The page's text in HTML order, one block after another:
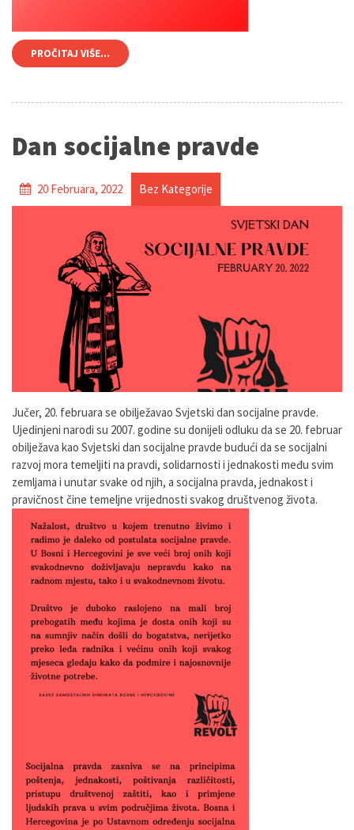
PROČITAJ VIŠE...
Dan socijalne pravde
20 Februara, 2022 Bez Kategorije
Jučer, 20. februara se obilježavao Svjetski dan socijalne pravde.
Ujedinjeni narodi su 2007. godine su donijeli odluku da se 20. februar
obilježava kao Svjetski dan socijalne pravde budući da se socijalni
razvoj mora temeljiti na pravdi, solidarnosti i jednakosti među svim
zemljama i unutar svake od njih, a socijalna pravda, jednakost i
pravičnost čine temeljne vrijednosti svakog društvenog života.